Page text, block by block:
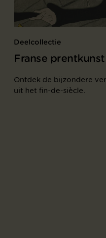
Deelcollectie
Franse
Ontdek de bijzondere
uit het fin-de-siècle.